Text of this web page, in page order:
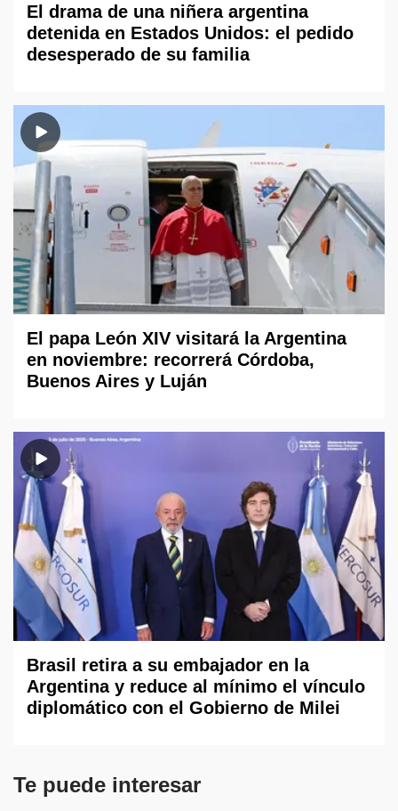
El drama de una niñera argentina
detenida en Estados Unidos: el pedido
desesperado de su familia
El papa León XIV visitará la Argentina
en noviembre: recorrerá Córdoba,
Buenos Aires y Luján
Brasil retira a su embajador en la
Argentina y reduce al mínimo el vínculo
diplomático con el Gobierno de Milei
Te puede interesar